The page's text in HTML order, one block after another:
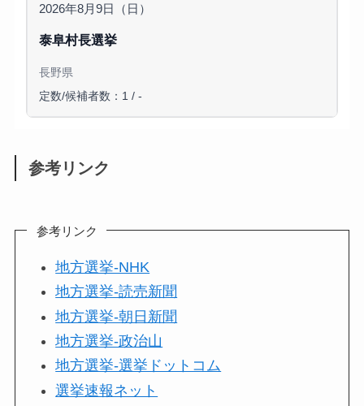
2026年8月9日（日）
泰阜村長選挙
長野県
定数/候補者数：1 / -
参考リンク
参考リンク
地方選挙-NHK
地方選挙-読売新聞
地方選挙-朝日新聞
地方選挙-政治山
地方選挙-選挙ドットコム
選挙速報ネット